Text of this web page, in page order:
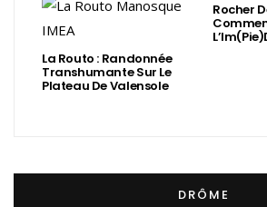
La Routo : Randonnée
Transhumante Sur Le
Plateau De Valensole
Rocher
DRÔME